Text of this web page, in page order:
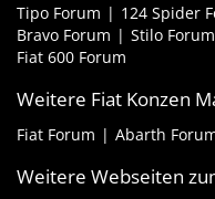
Tipo Forum 124 Spider
Bravo Forum
Stilo Forum
Fiat 600 Forum
Weitere Fiat Konzen
Fiat Forum Abarth
Weitere Webseiten